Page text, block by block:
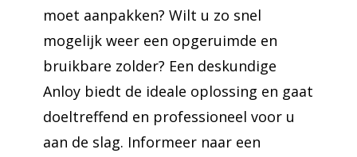
moet aanpakken? Wilt u zo snel
mogelijk weer een opgeruimde en
bruikbare zolder? Een deskundige
Anloy biedt de ideale oplossing en gaat
doeltreffend en professioneel voor u
aan de slag. Informeer naar een